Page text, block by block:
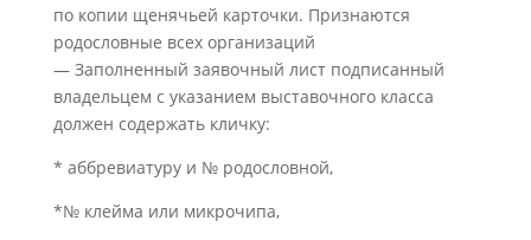
по копии щенячьей карточки. Признаются
родословные всех организаций
— Заполненный заявочный лист подписанный
владельцем с указанием выставочного класса
должен содержать кличку:
* аббревиатуру и № родословной,
*№ клейма или микрочипа,